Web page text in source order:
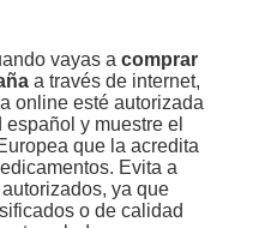
vayas a comprar
a través de internet,
online esté autorizada
y muestre el
que la acredita
Evita a
ya que
o de calidad